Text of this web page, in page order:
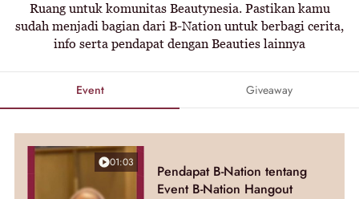
Ruang untuk komunitas Beautynesia. Pastikan kamu
sudah menjadi bagian dari B-Nation untuk berbagi cerita,
info serta pendapat dengan Beauties lainnya
Event Giveaway
01:03
Pendapat B-Nation tentang
Event B-Nation Hangout